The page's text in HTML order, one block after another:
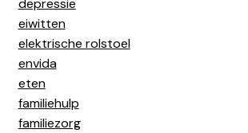
depressie
eiwitten
elektrische rolstoel
envida
eten
familiehulp
familiezorg